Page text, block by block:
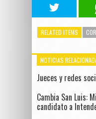
RELATED ITEMS
NOTICIAS
Jueces y redes
Cambia San Luis:
candidato a